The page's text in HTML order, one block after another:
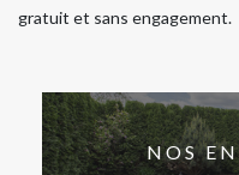
gratuit et sans engagement.
NOS